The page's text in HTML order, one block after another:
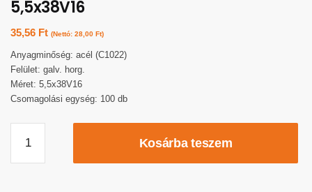
5,5x38V16
35,56 Ft (Nettó: 28,00 Ft)
Anyagminőség: acél (C1022)
Felület: galv. horg.
Méret: 5,5x38V16
Csomagolási egység: 100 db
Kosárba teszem